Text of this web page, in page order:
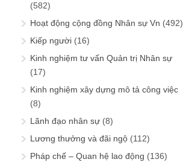
(582)
Hoạt động cộng đồng Nhân sự Vn (492)
Kiếp người (16)
Kinh nghiệm tư vấn Quản trị Nhân sự
(17)
Kinh nghiệm xây dựng mô tả công việc
(8)
Lãnh đạo nhân sự (8)
Lương thưởng và đãi ngộ (112)
Pháp chế – Quan hệ lao động (136)